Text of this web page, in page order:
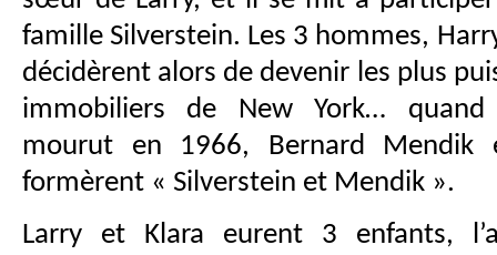
famille Silverstein. Les 3 hommes,
décidèrent alors de devenir les plus
immobiliers de New York… quand
mourut en 1966, Bernard Mendik
formèrent « Silverstein et Mendik ».
Larry et Klara eurent 3 enfants,